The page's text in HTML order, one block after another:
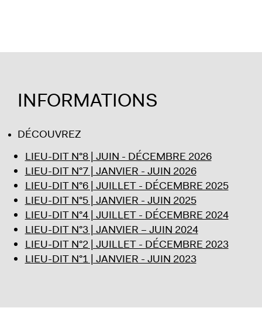
INFORMATIONS
DÉCOUVREZ
LIEU-DIT N°8 | JUIN - DÉCEMBRE 2026
LIEU-DIT N°7 | JANVIER - JUIN 2026
LIEU-DIT N°6 | JUILLET - DÉCEMBRE 2025
LIEU-DIT N°5 | JANVIER - JUIN 2025
LIEU-DIT N°4 | JUILLET - DÉCEMBRE 2024
LIEU-DIT N°3 | JANVIER – JUIN 2024
LIEU-DIT N°2 | JUILLET - DÉCEMBRE 2023
LIEU-DIT N°1 | JANVIER - JUIN 2023